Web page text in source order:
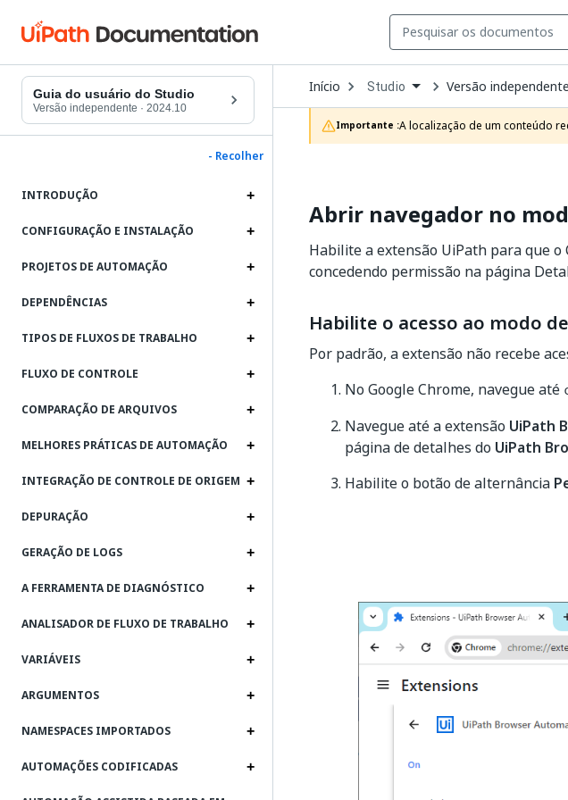
Guia do usuário do Studio
Versão independente · 2024.10
- Recolher
INTRODUÇÃO
CONFIGURAÇÃO E INSTALAÇÃO
PROJETOS DE AUTOMAÇÃO
DEPENDÊNCIAS
TIPOS DE FLUXOS DE TRABALHO
FLUXO DE CONTROLE
COMPARAÇÃO DE ARQUIVOS
MELHORES PRÁTICAS DE AUTOMAÇÃO
INTEGRAÇÃO DE CONTROLE DE ORIGEM
DEPURAÇÃO
GERAÇÃO DE LOGS
A FERRAMENTA DE DIAGNÓSTICO
ANALISADOR DE FLUXO DE TRABALHO
VARIÁVEIS
ARGUMENTOS
NAMESPACES IMPORTADOS
AUTOMAÇÕES CODIFICADAS
Início Open
Dropdown
to
choose
product
Studio Versão independente
Importante :A localização de um conteúdo
Abrir navegador no
Habilite a extensão UiPath para que o
concedendo permissão na página
Habilite o acesso ao modo
Por padrão, a extensão não recebe
No Google Chrome, navegue até
Navegue até a extensão UiPath
página de detalhes do UiPath
Habilite o botão de alternância